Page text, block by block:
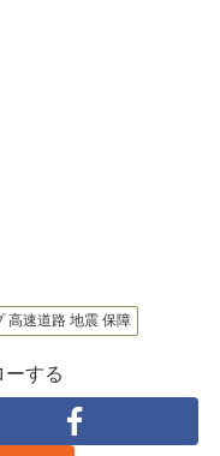
高速道路 地震 保障
ーする